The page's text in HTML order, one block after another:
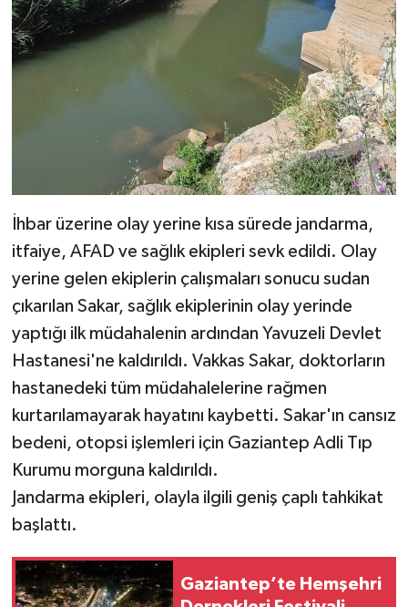
İhbar üzerine olay yerine kısa sürede jandarma,
itfaiye, AFAD ve sağlık ekipleri sevk edildi. Olay
yerine gelen ekiplerin çalışmaları sonucu sudan
çıkarılan Sakar, sağlık ekiplerinin olay yerinde
yaptığı ilk müdahalenin ardından Yavuzeli Devlet
Hastanesi'ne kaldırıldı. Vakkas Sakar, doktorların
hastanedeki tüm müdahalelerine rağmen
kurtarılamayarak hayatını kaybetti. Sakar'ın cansız
bedeni, otopsi işlemleri için Gaziantep Adli Tıp
Kurumu morguna kaldırıldı.
Jandarma ekipleri, olayla ilgili geniş çaplı tahkikat
başlattı.
Gaziantep’te Hemşehri